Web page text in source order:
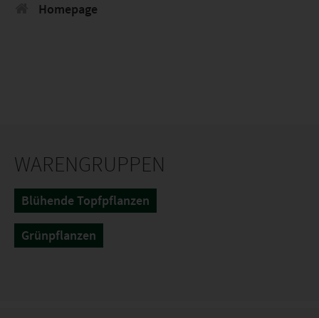
Homepage
WARENGRUPPEN
Blühende Topfpflanzen
Grünpflanzen